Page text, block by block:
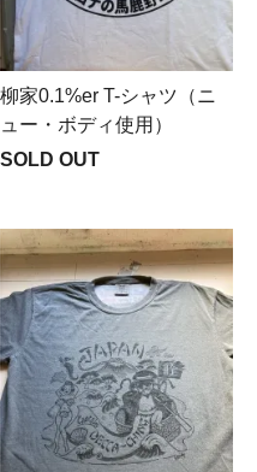
柳家0.1%er T-シャツ（ニ
ュー・ボディ使用）
SOLD OUT